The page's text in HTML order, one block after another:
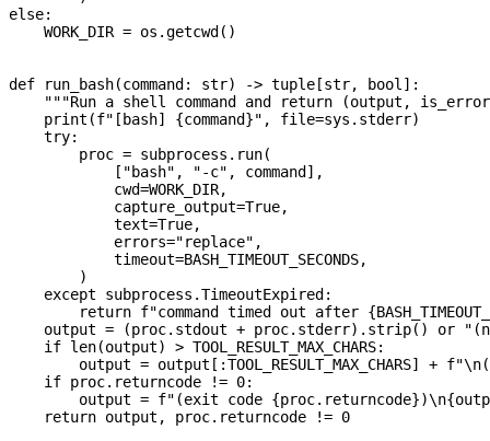
else:
    WORK_DIR
= os.getcwd()
def run_bash(command : str) -> tuple[str, bool]:
"""Run a shell command and return (output,
    print
(f"[bash] {command}" , file=sys.stderr)
    try
:
        proc
= subprocess.run(
            [
"bash" , "-c" , command],
            cwd
=WORK_DIR,
            capture_output
=True,
            text
=True,
            errors
="replace" ,
            timeout
=BASH_TIMEOUT_SECONDS,
        )
    except
subprocess.TimeoutExpired:
        return
f"command timed out after {
    output
= (proc.stdout + proc.stderr).strip() or
    if
len(output) > TOOL_RESULT_MAX_CHARS:
        output
= output[:TOOL_RESULT_MAX_CHARS] + f"\n
    if
proc.returncode != 0:
        output
= f"(exit code {proc.returncode})\n{
    return
output, proc.returncode != 0